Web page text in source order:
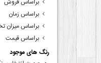
براساس فروش
براساس زمان
براساس میزان
براساس قیمت
رنگ های موجود